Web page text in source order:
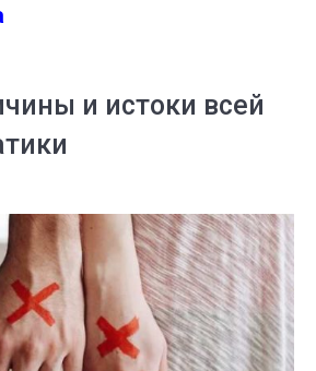
и истоки всей